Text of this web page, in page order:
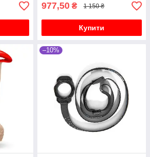
977,50 ₴ 1 150 ₴
Купити
–10%